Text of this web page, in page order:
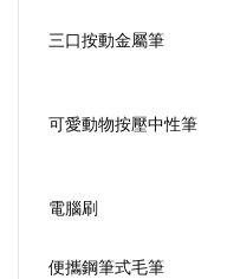
三口按動金屬筆
可愛動物按壓中性筆
電腦刷
便攜鋼筆式毛筆